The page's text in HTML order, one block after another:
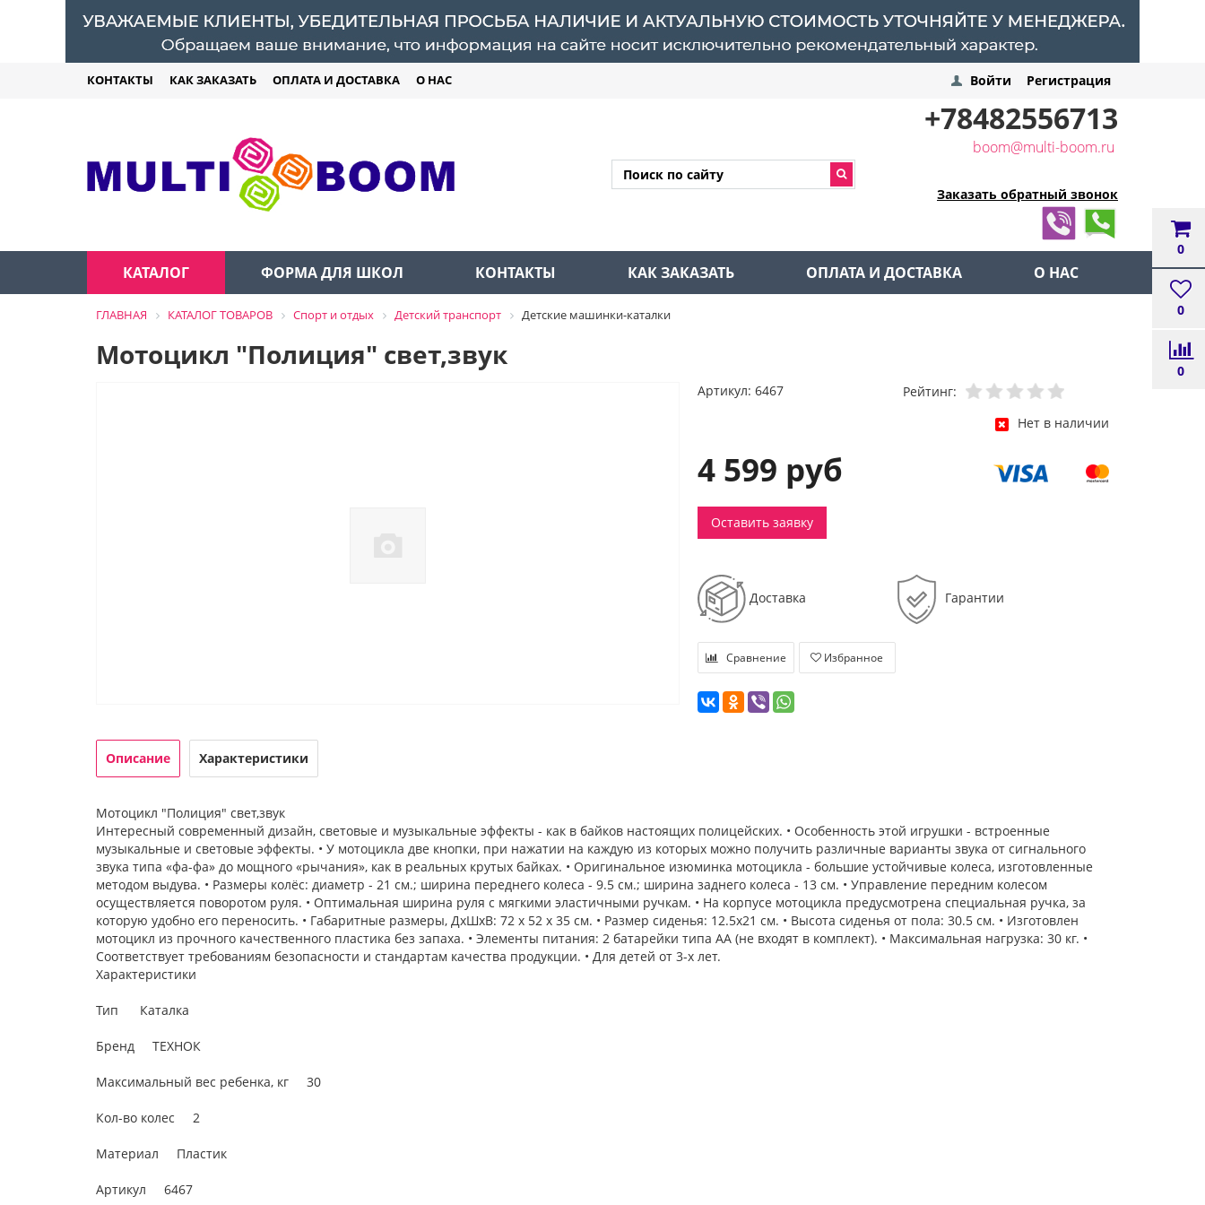
КОНТАКТЫ КАК ЗАКАЗАТЬ ОПЛАТА И ДОСТАВКА О НАС
0
0
0
Войти Регистрация
+78482556713
boom@multi-boom.ru
Заказать обратный звонок
КАТАЛОГ ФОРМА ДЛЯ ШКОЛ КОНТАКТЫ КАК ЗАКАЗАТЬ ОПЛАТА И ДОСТАВКА О НАС
ГЛАВНАЯ КАТАЛОГ ТОВАРОВ Спорт и отдых Детский транспорт Детские машинки-каталки
Мотоцикл "Полиция" свет,звук
Артикул: 6467
Рейтинг:
Нет в наличии
4 599 руб
Оставить заявку
Доставка Гарантии
Сравнение Избранное
Описание Характеристики
Мотоцикл "Полиция" свет,звук
Интересный современный дизайн, световые и музыкальные эффекты - как в байков настоящих полицейских. • Особенность этой игрушки - встроенные
музыкальные и световые эффекты. • У мотоцикла две кнопки, при нажатии на каждую из которых можно получить различные варианты звука от сигнального
звука типа «фа-фа» до мощного «рычания», как в реальных крутых байках. • Оригинальное изюминка мотоцикла - большие устойчивые колеса, изготовленные
методом выдува. • Размеры колёс: диаметр - 21 см.; ширина переднего колеса - 9.5 см.; ширина заднего колеса - 13 см. • Управление передним колесом
осуществляется поворотом руля. • Оптимальная ширина руля с мягкими эластичными ручкам. • На корпусе мотоцикла предусмотрена специальная ручка, за
которую удобно его переносить. • Габаритные размеры, ДхШхВ: 72 х 52 х 35 см. • Размер сиденья: 12.5х21 см. • Высота сиденья от пола: 30.5 см. • Изготовлен
мотоцикл из прочного качественного пластика без запаха. • Элементы питания: 2 батарейки типа АА (не входят в комплект). • Максимальная нагрузка: 30 кг. •
Соответствует требованиям безопасности и стандартам качества продукции. • Для детей от 3-х лет.
Характеристики
Тип Каталка
Бренд ТЕХНОК
Максимальный вес ребенка, кг 30
Кол-во колес 2
Материал Пластик
Артикул 6467